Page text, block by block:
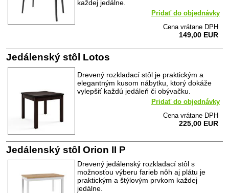
každej jedálne.
Pridať do objednávky
Cena vrátane DPH
149,00 EUR
Jedálenský stôl Lotos
Drevený rozkladací stôl je praktickým a
elegantným kusom nábytku, ktorý dokáže
vylepšiť každú jedáleň či obývačku.
Pridať do objednávky
Cena vrátane DPH
225,00 EUR
Jedálenský stôl Orion II P
Drevený jedálenský rozkladací stôl s
možnosťou výberu farieb nôh aj plátu je
praktickým a štýlovým prvkom každej
jedálne.